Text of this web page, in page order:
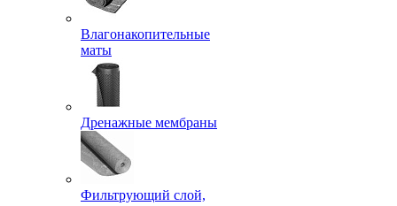
Влагонакопительные
маты
Дренажные мембраны
Фильтрующий слой,